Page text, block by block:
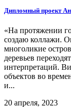
Дипломный проект
«На протяжении
создаю коллажи.
многоликие
деревьев
интерпретаций.
объектов во
и...
20 апреля, 2023